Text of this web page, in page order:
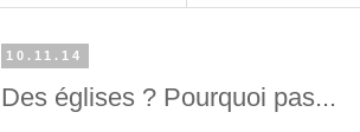
10.11.14
Des églises ? Pourquoi pas...